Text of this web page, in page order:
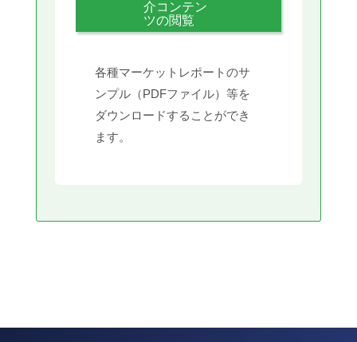
介コンテン
ツの閲覧
各種マーケットレポートのサ
ンプル（PDFファイル）等を
ダウンロードすることができ
ます。